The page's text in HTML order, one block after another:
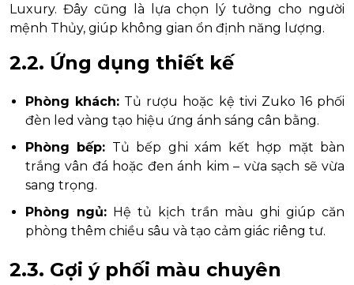
Luxury. Đây cũng là lựa chọn lý tưởng cho người
mệnh Thủy, giúp không gian ổn định năng lượng.
2.2. Ứng dụng thiết kế
Phòng khách: Tủ rượu hoặc kệ tivi Zuko 16 phối
đèn led vàng tạo hiệu ứng ánh sáng cân bằng.
Phòng bếp: Tủ bếp ghi xám kết hợp mặt bàn
trắng vân đá hoặc đen ánh kim – vừa sạch sẽ vừa
sang trọng.
Phòng ngủ: Hệ tủ kịch trần màu ghi giúp căn
phòng thêm chiều sâu và tạo cảm giác riêng tư.
2.3. Gợi ý phối màu chuyên